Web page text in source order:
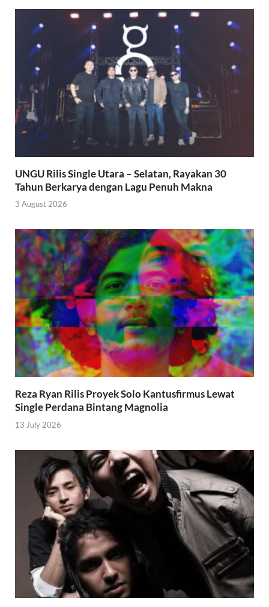
UNGU Rilis Single Utara – Selatan, Rayakan 30
Tahun Berkarya dengan Lagu Penuh Makna
3 August 2026
Reza Ryan Rilis Proyek Solo Kantusfirmus Lewat
Single Perdana Bintang Magnolia
13 July 2026